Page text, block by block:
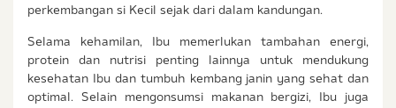
perkembangan si Kecil sejak dari dalam kandungan.
Selama kehamilan, Ibu memerlukan tambahan energi,
protein dan nutrisi penting lainnya untuk mendukung
kesehatan Ibu dan tumbuh kembang janin yang sehat dan
optimal. Selain mengonsumsi makanan bergizi, Ibu juga